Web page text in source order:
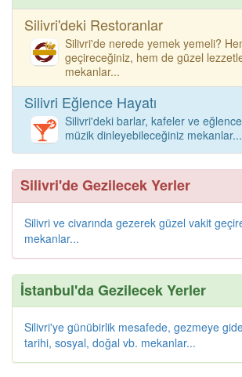
Silivri'deki Restoranlar
Silivri'de nerede yemek yemeli?
geçireceğiniz, hem de güzel
mekanlar...
Silivri Eğlence Hayatı
Silivri'deki barlar, kafeler ve eğlence
müzik dinleyebileceğiniz mekanlar...
Silivri'de Gezilecek Yerler
Silivri ve civarında gezerek güzel vakit
mekanlar...
İstanbul'da Gezilecek Yerler
Silivri'ye günübirlik mesafede, gezmeye
tarihi, sosyal, doğal vb. mekanlar...